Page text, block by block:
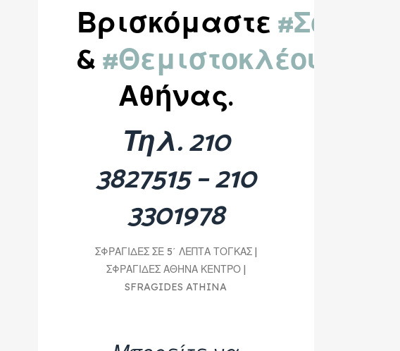
Βρισκόμαστε#Σόλωνος
&#Θεμιστοκλέους
Αθήνας.
Τηλ. 210
3827515 – 210
3301978
ΣΦΡΑΓΙΔΕΣ ΣΕ 5΄ ΛΕΠΤΑ ΤΟΓΚΑΣ |
ΣΦΡΑΓΙΔΕΣ ΑΘΗΝΑ ΚΕΝΤΡΟ |
SFRAGIDES ATHINA